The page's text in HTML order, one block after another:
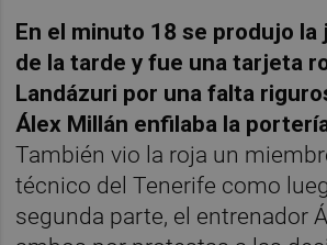
En el minuto 18 se produjo la
de la tarde y fue una tarjeta
Landázuri por una falta
Álex Millán enfilaba la
También vio la roja un
técnico del Tenerife como
segunda parte, el entrenador